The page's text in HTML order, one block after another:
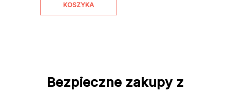
KOSZYKA
Bezpieczne zakupy z